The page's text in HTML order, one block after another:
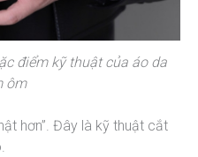
điểm kỹ thuật của áo da
ôm
hơn”. Đây là kỹ thuật cắt